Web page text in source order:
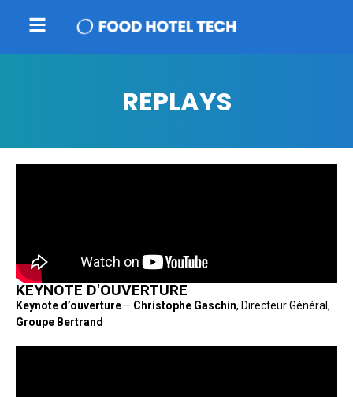
REPLAYS
KEYNOTE D'OUVERTURE
Keynote d’ouverture – Christophe Gaschin, Directeur Général,
Groupe Bertrand